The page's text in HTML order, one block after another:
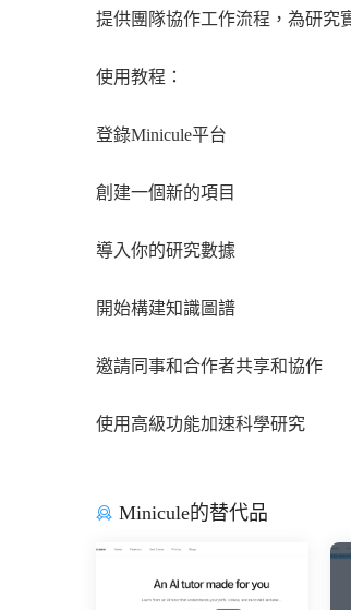
提供團隊協作工作流程，為研究
使用教程：
登錄Minicule平台
創建一個新的項目
導入你的研究數據
開始構建知識圖譜
邀請同事和合作者共享和協作
使用高級功能加速科學研究
Minicule的替代品